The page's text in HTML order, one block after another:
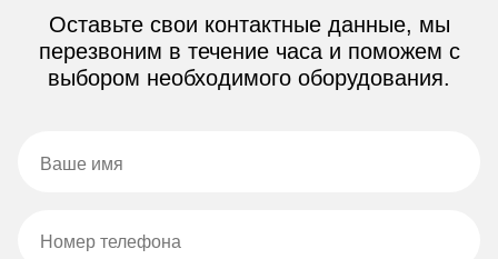
Оставьте свои контактные данные, мы
перезвоним в течение часа и поможем с
выбором необходимого оборудования.